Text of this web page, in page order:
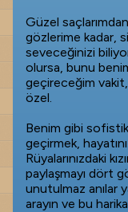
Güzel
gözlerime kadar,
seveceğinizi
olursa, bunu
geçireceğim
özel.
Benim gibi
geçirmek,
Rüyalarınızdaki
paylaşmayı dört
unutulmaz anılar
arayın ve bu